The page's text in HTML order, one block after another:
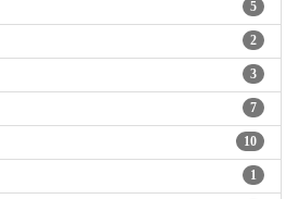
ngày 3 đêm 1
ngày 4 đêm 1
rẻ 4